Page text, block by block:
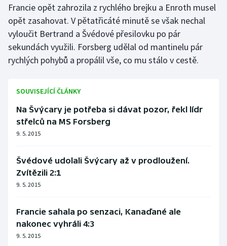
Francie opět zahrozila z rychlého brejku a Enroth musel
opět zasahovat. V pětatřicáté minutě se však nechal
vyloučit Bertrand a Švédové přesilovku po pár
sekundách využili. Forsberg udělal od mantinelu pár
rychlých pohybů a propálil vše, co mu stálo v cestě.
SOUVISEJÍCÍ ČLÁNKY
Na Švýcary je potřeba si dávat pozor, řekl lídr
střelců na MS Forsberg
9. 5. 2015
Švédové udolali Švýcary až v prodloužení.
Zvítězili 2:1
9. 5. 2015
Francie sahala po senzaci, Kanaďané ale
nakonec vyhráli 4:3
9. 5. 2015